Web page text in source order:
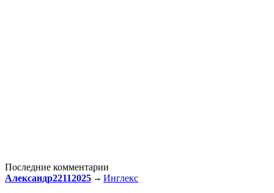
Последние комментарии
Александр22112025
Инглекс